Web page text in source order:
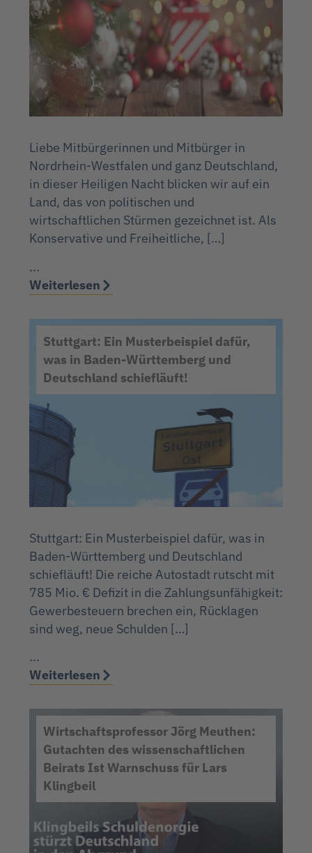
Liebe Mitbürgerinnen und Mitbürger in
Nordrhein-Westfalen und ganz Deutschland,
in dieser Heiligen Nacht blicken wir auf ein
Land, das von politischen und
wirtschaftlichen Stürmen gezeichnet ist. Als
Konservative und Freiheitliche, […]
...
Weiterlesen
Stuttgart: Ein Musterbeispiel dafür,
was in Baden-Württemberg und
Deutschland schiefläuft!
Stuttgart: Ein Musterbeispiel dafür, was in
Baden-Württemberg und Deutschland
schiefläuft! Die reiche Autostadt rutscht mit
785 Mio. € Defizit in die Zahlungsunfähigkeit:
Gewerbesteuern brechen ein, Rücklagen
sind weg, neue Schulden […]
...
Weiterlesen
Wirtschaftsprofessor Jörg Meuthen:
Gutachten des wissenschaftlichen
Beirats Ist Warnschuss für Lars
Klingbeil